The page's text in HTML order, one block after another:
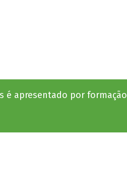
é apresentado por